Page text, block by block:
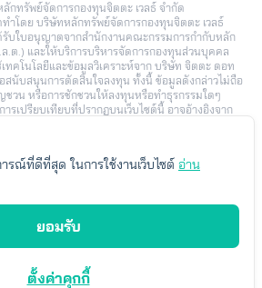
กทรัพย์จัดการกองทุนจิตตะ เวลธ์ จำกัด
ำโดย บริษัทหลักทรัพย์จัดการกองทุนจิตตะ เวลธ์
รับใบอนุญาตจากสำนักงานคณะกรรมการกำกับหลัก
.ต.) และให้บริการบริหารจัดการกองทุนส่วนบุคคล
ทคโนโลยีและข้อมูลวิเคราะห์จาก บริษัท จิตตะ ดอท
สนับสนุนการตัดสินใจลงทุน ทั้งนี้ ข้อมูลดังกล่าวไม่ถือ
ชวน หรือการชักชวนให้ลงทุนหรือทำธุรกรรมใดๆ
รเปรียบเทียบที่ปรากฏบนเว็บไซต์นี้ อาจอ้างอิงจาก
อบแทนในอนาคต การลงทุนมีความเสี่ยง ผู้ลงทุนอาจ
งหมดได้ รวมถึงความเสี่ยงจากอัตราแลกเปลี่ยนใน
อบแทนของผู้ลงทุนแต่ละรายอาจแตกต่างกัน ขึ้นอยู่กับ
วลาในการลงทุน นโยบายการลงทุน จำนวนเงินลงทุน
งทุน และสภาวะตลาดในแต่ละช่วง โดยตัวอย่างข้อมูล
เสนอ เป็นเพียงบางกรณีซึ่งได้รับความยินยอมในการ
รณาเท่านั้น ไม่ได้สะท้อนผลลัพธ์ของผู้ลงทุนทั้งหมด
ำความเหมาะสมของกลยุทธ์การลงทุนใดเป็นการ
งก่อนตัดสินใจลงทุน ทั้งนี้ “Jitta Wealth” เป็น
ลักทรัพย์จัดการกองทุนจิตตะ เวลธ์ จำกัด
รณ์ที่ดีที่สุด ในการใช้งานเว็บไซต์ อ่าน
ยอมรับ
ตั้งค่าคุกกี้